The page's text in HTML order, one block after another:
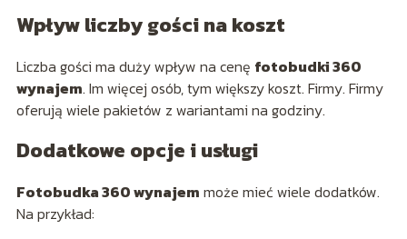
Wpływ liczby gości na koszt
Liczba gości ma duży wpływ na cenę fotobudki 360
wynajem. Im więcej osób, tym większy koszt. Firmy. Firmy
oferują wiele pakietów z wariantami na godziny.
Dodatkowe opcje i usługi
Fotobudka 360 wynajem może mieć wiele dodatków.
Na przykład: